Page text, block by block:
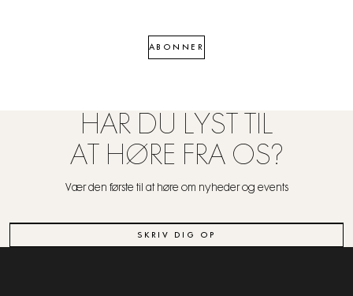
ABONNER
HAR DU LYST TIL
AT HØRE FRA OS?
Vær den første til at høre om nyheder og events
SKRIV DIG OP